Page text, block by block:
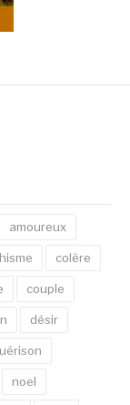
amoureux
colère
couple
désir
noel